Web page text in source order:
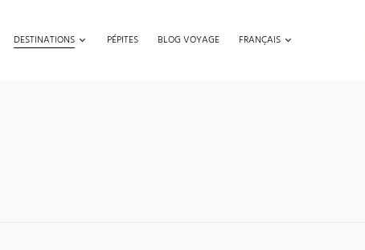
DESTINATIONS PÉPITES BLOG VOYAGE FRANÇAIS